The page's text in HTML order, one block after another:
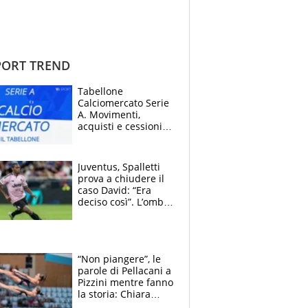
TREND
Tabellone
Calciomercato Serie
A. Movimenti,
acquisti e cessioni:
Juventus, Spalletti
prova a chiudere il
caso David: “Era
deciso così”. L’ombra
“Non piangere”, le
parole di Pellacani a
Pizzini mentre fanno
la storia: Chiara